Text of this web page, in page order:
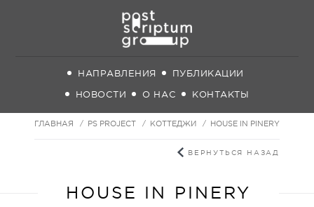
НАПРАВЛЕНИЯ ПУБЛИКАЦИИ
НОВОСТИ О НАС КОНТАКТЫ
ГЛАВНАЯ PS PROJECT КОТТЕДЖИ HOUSE IN PINERY
ВЕРНУТЬСЯ НАЗАД
HOUSE IN PINERY